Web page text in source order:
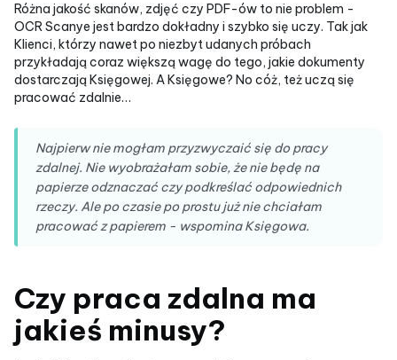
Różna jakość skanów, zdjęć czy PDF-ów to nie problem -
OCR Scanye jest bardzo dokładny i szybko się uczy. Tak jak
Klienci, którzy nawet po niezbyt udanych próbach
przykładają coraz większą wagę do tego, jakie dokumenty
dostarczają Księgowej. A Księgowe? No cóż, też uczą się
pracować zdalnie…
Najpierw nie mogłam przyzwyczaić się do pracy
zdalnej. Nie wyobrażałam sobie, że nie będę na
papierze odznaczać czy podkreślać odpowiednich
rzeczy. Ale po czasie po prostu już nie chciałam
pracować z papierem - wspomina Księgowa.
Czy praca zdalna ma
jakieś minusy?